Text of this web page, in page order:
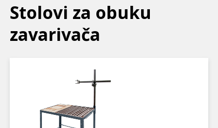
Stolovi za obuku
zavarivača